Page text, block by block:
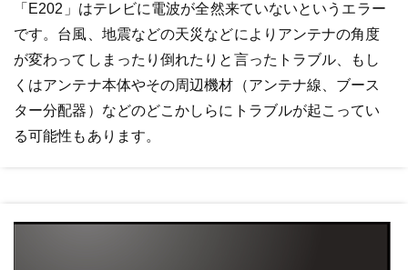
「E202」はテレビに電波が全然来ていないというエラー
です。台風、地震などの天災などによりアンテナの角度
が変わってしまったり倒れたりと言ったトラブル、もし
くはアンテナ本体やその周辺機材（アンテナ線、ブース
ター分配器）などのどこかしらにトラブルが起こってい
る可能性もあります。